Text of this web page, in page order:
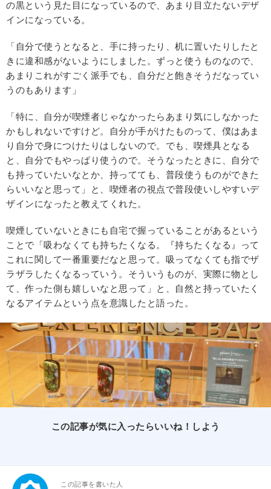
の黒という見た目になっているので、あまり目立たないデザ
インになっている。
「自分で使うとなると、手に持ったり、机に置いたりしたと
きに違和感がないようにしました。ずっと使うものなので、
あまりこれがすごく派手でも、自分だと飽きそうだなってい
うのもあります」
「特に、自分が喫煙者じゃなかったらあまり気にしなかった
かもしれないですけど。自分が手がけたものって、僕はあま
り自分で身につけたりはしないので。でも、喫煙具となる
と、自分でもやっぱり使うので。そうなったときに、自分で
も持っていたいなとか、持ってても、普段使うものができた
らいいなと思って」と、喫煙者の視点で普段使いしやすいデ
ザインになったと教えてくれた。
喫煙していないときにも自宅で握っていることがあるという
ことで「吸わなくても持ちたくなる。『持ちたくなる』って
これに関して一番重要だなと思って。吸ってなくても指でザ
ラザラしたくなるっていう。そういうものが、実際に物とし
て、作った側も嬉しいなと思って」と、自然と持っていたく
なるアイテムという点を意識したと語った。
この記事が気に入ったらいいね！しよう
この記事を書いた人